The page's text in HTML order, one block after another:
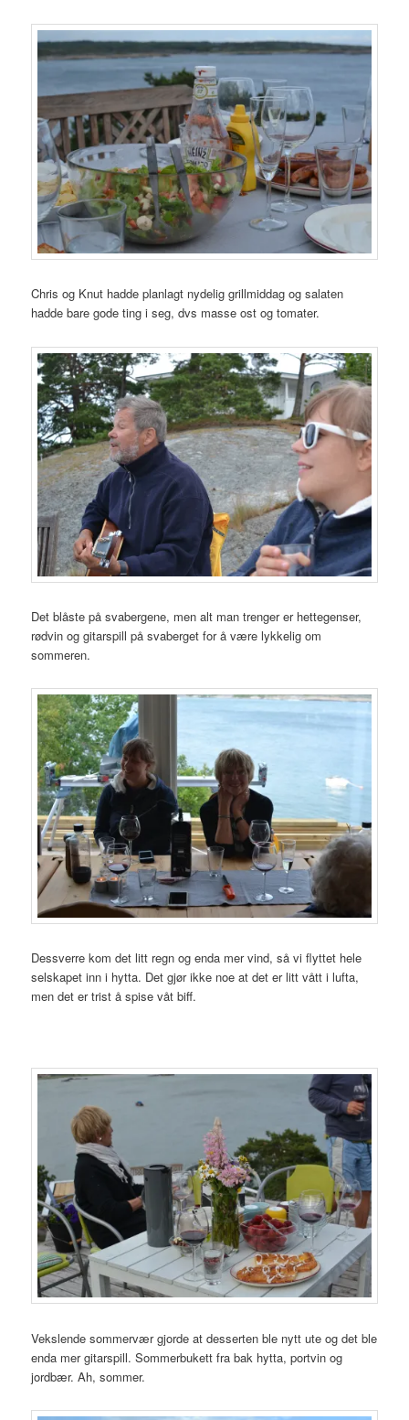
Chris og Knut hadde planlagt nydelig grillmiddag og salaten
hadde bare gode ting i seg, dvs masse ost og tomater.
Det blåste på svabergene, men alt man trenger er hettegenser,
rødvin og gitarspill på svaberget for å være lykkelig om
sommeren.
Dessverre kom det litt regn og enda mer vind, så vi flyttet hele
selskapet inn i hytta. Det gjør ikke noe at det er litt vått i lufta,
men det er trist å spise våt biff.
Vekslende sommervær gjorde at desserten ble nytt ute og det ble
enda mer gitarspill. Sommerbukett fra bak hytta, portvin og
jordbær. Ah, sommer.